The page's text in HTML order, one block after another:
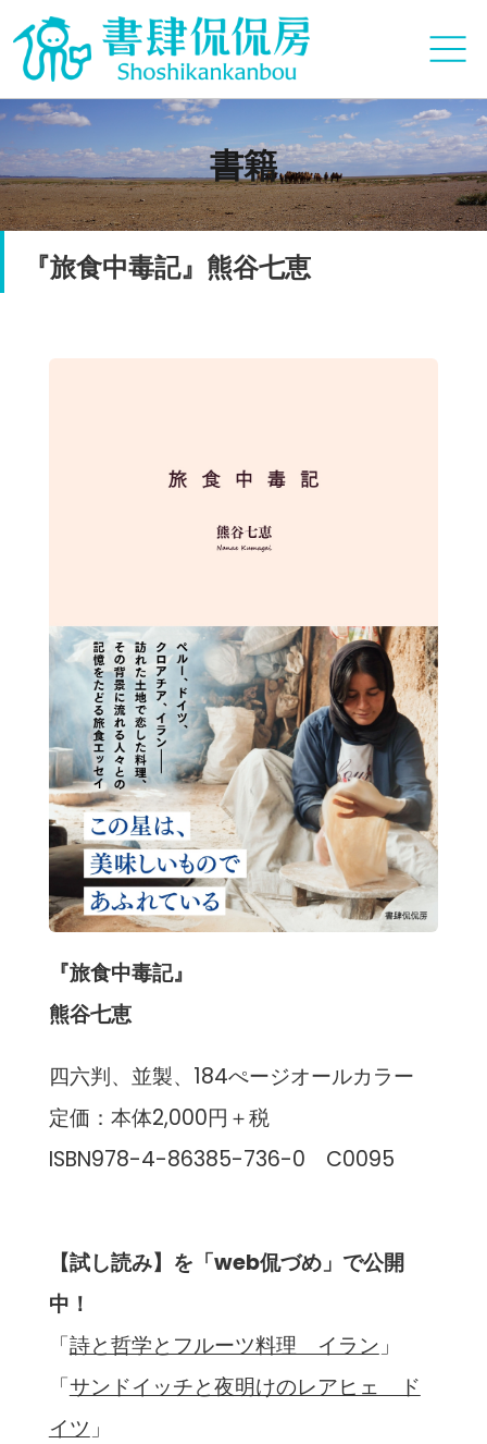
書籍
『旅食中毒記』熊谷七恵
『旅食中毒記』
熊谷七恵
四六判、並製、184ぺージオールカラー
定価：本体2,000円＋税
ISBN978-4-86385-736-0 C0095
【試し読み】を「web侃づめ」で公開
中！
「詩と哲学とフルーツ料理 イラン 」
「サンドイッチと夜明けのレアヒェ ド
イツ 」